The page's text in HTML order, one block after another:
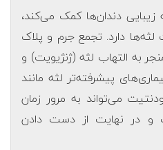
زیبایی دندان‌ها کمک می‌کند،
دارد. تجمع جرم و پلاک
به التهاب لثه (ژنژیویت) و
پیشرفته‌تر لثه مانند
می‌تواند به مرور زمان
و در نهایت از دست دادن